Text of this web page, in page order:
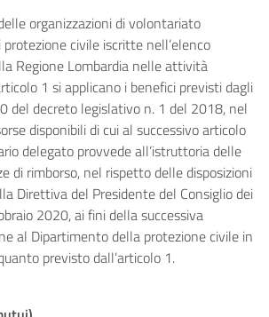
organizzazioni di volontariato
civile iscritte nell’elenco
Regione Lombardia nelle attività
1 si applicano i benefici previsti dagli
del decreto legislativo n. 1 del 2018, nel
disponibili di cui al successivo articolo
delegato provvede all’istruttoria delle
di rimborso, nel rispetto delle disposizioni
Direttiva del Presidente del Consiglio dei
2020, ai fini della successiva
al Dipartimento della protezione civile in
previsto dall’articolo 1.